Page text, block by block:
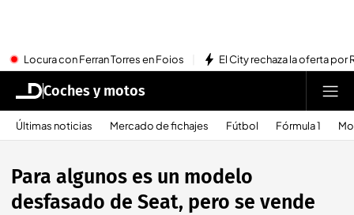
Locura con Ferran Torres en Foios El City rechaza la oferta por
Coches y motos
Últimas noticias Mercado de fichajes Fútbol Fórmula 1
Para algunos es un modelo
desfasado de Seat, pero se vende